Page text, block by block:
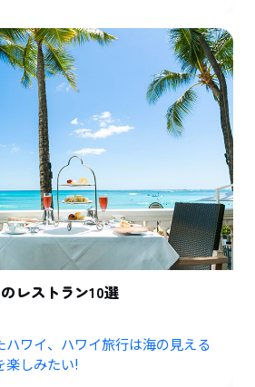
レストラン10選
ワイ、ハワイ旅行は海の見える
楽しみたい!